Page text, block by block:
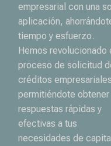
empresarial con una
aplicación,
tiempo y esfuerzo.
Hemos revolucionado
proceso de solicitud
créditos
permitiéndote obtener
respuestas rápidas y
efectivas a tus
necesidades de